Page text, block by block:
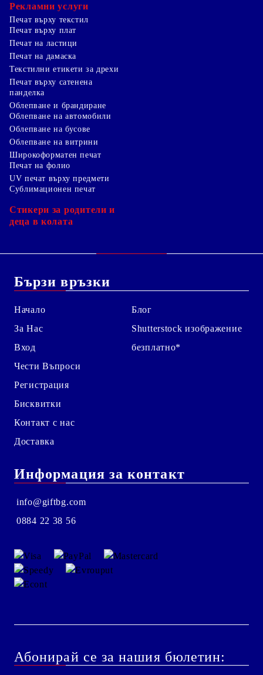
Рекламни услуги
Печат върху текстил
Печат върху плат
Печат на ластици
Печат на дамаска
Текстилни етикети за дрехи
Печат върху сатенена
панделка
Облепване и брандиране
Облепване на автомобили
Облепване на бусове
Облепване на витрини
Широкоформатен печат
Печат на фолио
UV печат върху предмети
Сублимационен печат
Стикери за родители и
деца в колата
Бързи връзки
Начало
За Нас
Вход
Чести Въпроси
Регистрация
Бисквитки
Контакт с нас
Доставка
Блог
Shutterstock изображение
безплатно*
Информация за контакт
info@giftbg.com
0884 22 38 56
Абонирай се за нашия бюлетин: